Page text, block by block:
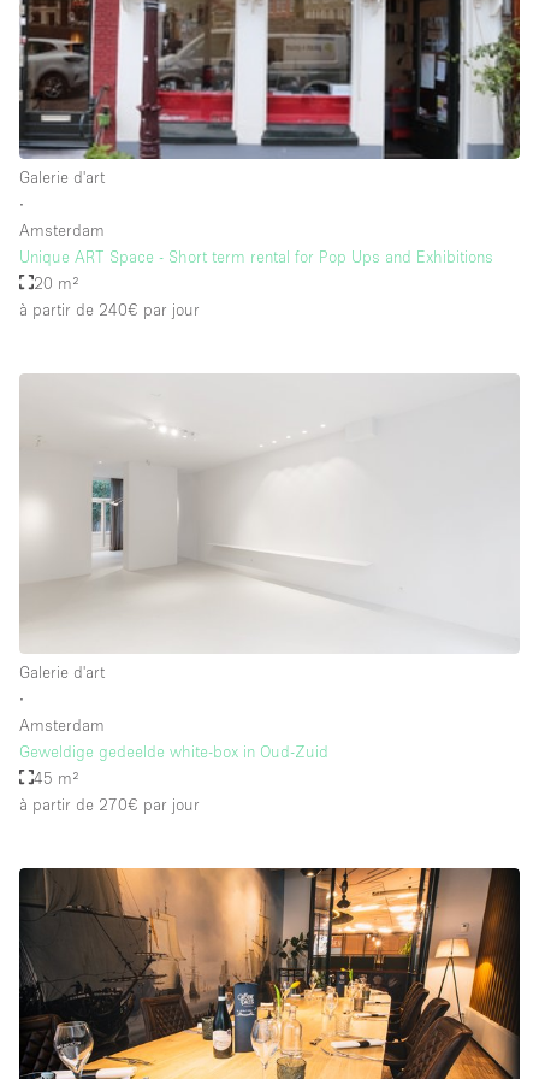
Salle de Bain
Smoking Area
Soundproof
Style Haussmannien
Style Industriel
Sur Rue
Surface Habitable
Système de sécurité
Water Access
Éclairage
Électricité
Équipement de bureau
Sous-sol
Centre commercial
Rooftop
À l'étage
Autre
Galerie d'art
∙
Amsterdam
Unique ART Space - Short term rental for Pop Ups and Exhibitions
20 m²
à partir de 240€ par jour
Galerie d'art
∙
Amsterdam
Geweldige gedeelde white-box in Oud-Zuid
45 m²
à partir de 270€ par jour